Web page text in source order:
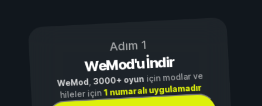
Adım 1
WeMod'u İndir
WeMod,3000+ oyuniçin modlar ve
hileler için1 numaralı uygulamadır